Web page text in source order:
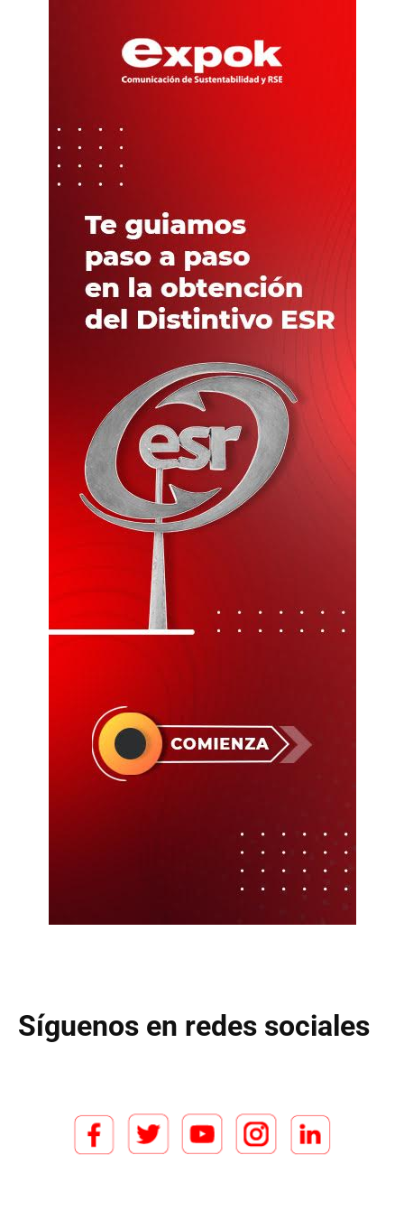
Síguenos en redes sociales